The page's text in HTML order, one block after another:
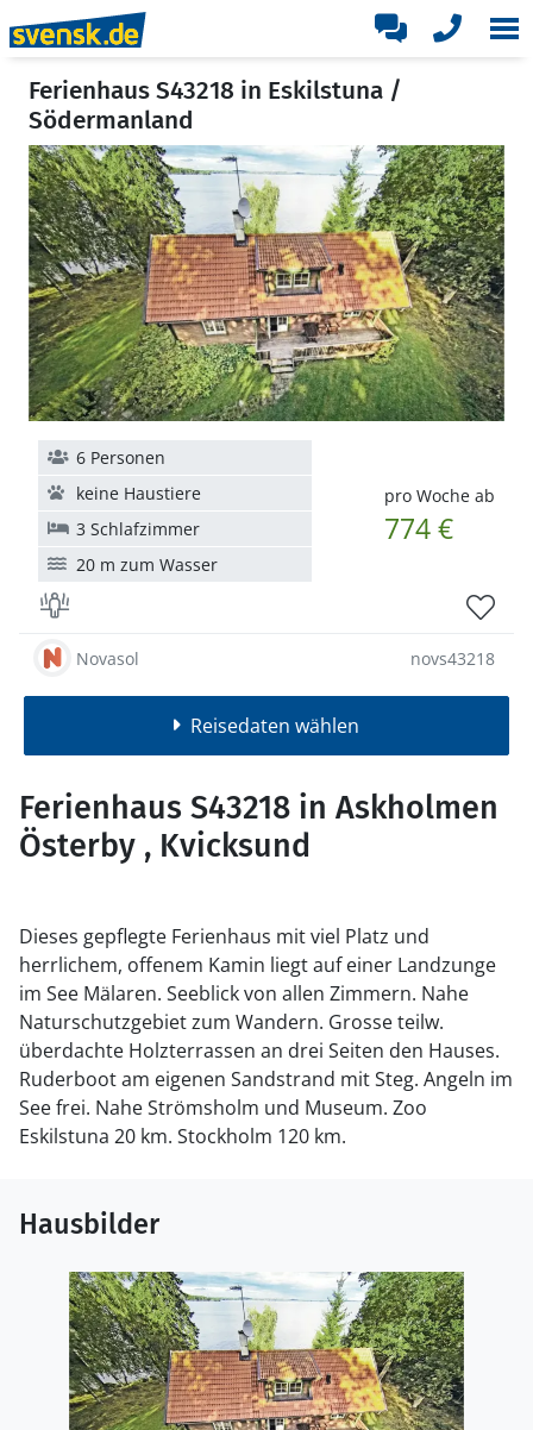
Ferienhaus S43218 in Eskilstuna /
Södermanland
pro Woche ab
774 €
6 Personen
keine Haustiere
3 Schlafzimmer
20 m zum Wasser
Novasol novs43218
Reisedaten wählen
Ferienhaus S43218 in Askholmen
Österby , Kvicksund
Dieses gepflegte Ferienhaus mit viel Platz und
herrlichem, offenem Kamin liegt auf einer Landzunge
im See Mälaren. Seeblick von allen Zimmern. Nahe
Naturschutzgebiet zum Wandern. Grosse teilw.
überdachte Holzterrassen an drei Seiten den Hauses.
Ruderboot am eigenen Sandstrand mit Steg. Angeln im
See frei. Nahe Strömsholm und Museum. Zoo
Eskilstuna 20 km. Stockholm 120 km.
Hausbilder